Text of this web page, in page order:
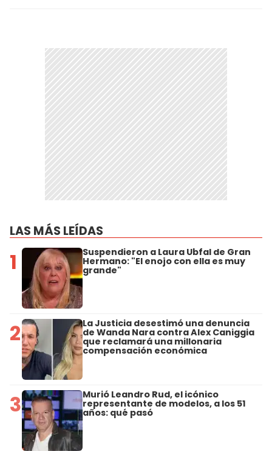
LAS MÁS LEÍDAS
1 Suspendieron a Laura Ubfal de Gran
Hermano: "El enojo con ella es muy
grande"
2 La Justicia desestimó una denuncia
de Wanda Nara contra Alex Caniggia
que reclamará una millonaria
compensación económica
3 Murió Leandro Rud, el icónico
representante de modelos, a los 51
años: qué pasó